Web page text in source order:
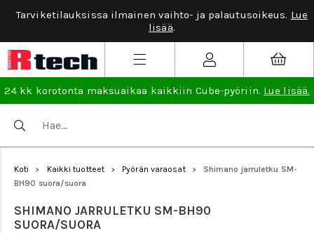
Tarviketilauksissa ilmainen vaihto- ja palautusoikeus.Lue
lisää.
24 kk korotonta maksuaikaa kaikkiin Cube-pyöriin. Lue lisää.
Koti > Kaikki tuotteet > Pyörän varaosat >
Shimano jarruletku SM-
BH90 suora/suora
SHIMANO JARRULETKU SM-BH90
SUORA/SUORA